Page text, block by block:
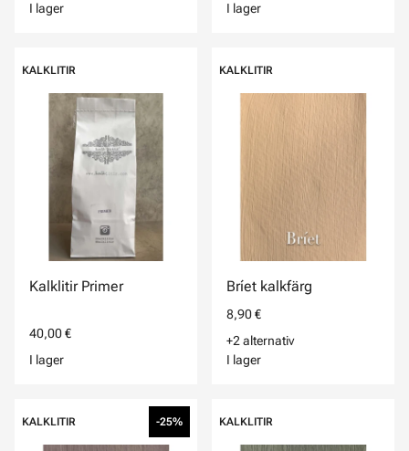
I lager
I lager
KALKLITIR
Kalklitir Primer
40,00 €
I lager
KALKLITIR
Bríet kalkfärg
8,90 €
+2 alternativ
I lager
KALKLITIR -25% KALKLITIR